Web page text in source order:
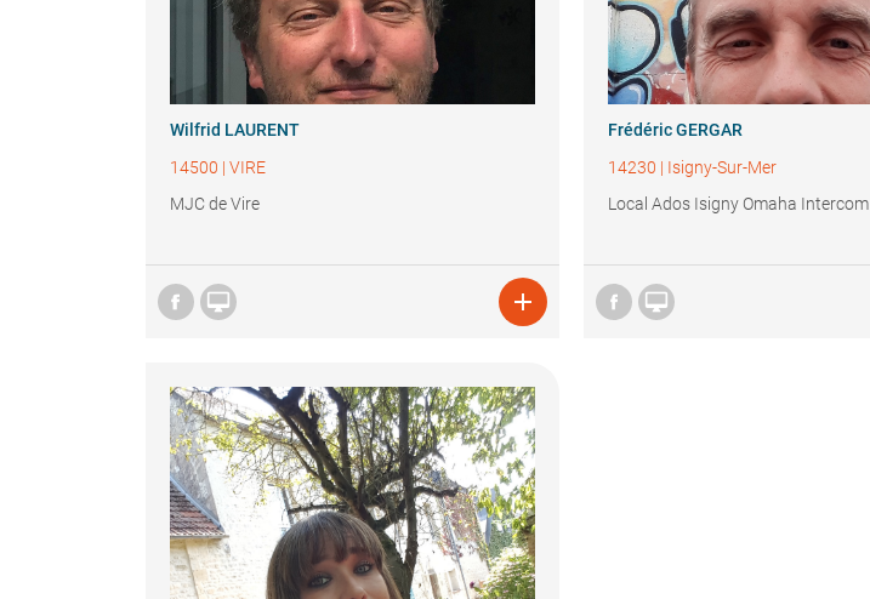
Wilfrid LAURENT
14500 | VIRE
MJC de Vire
 
Frédéric GERGAR
14230 | Isigny-Sur-Mer
Local Ados Isigny Omaha Intercom
